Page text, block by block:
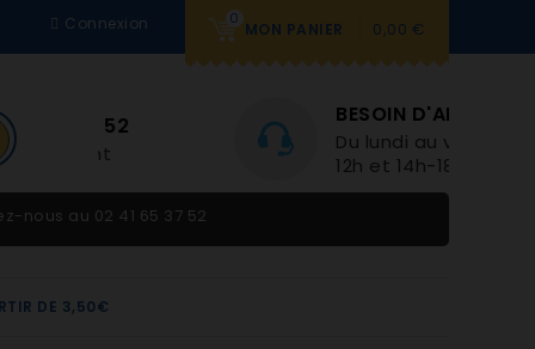
0
MON PANIER 0,00 €
Connexion
BESOIN D'AIDE
Du lundi au vendredi 9h-
nous au 02 41 65 37 52
DE 3,50€